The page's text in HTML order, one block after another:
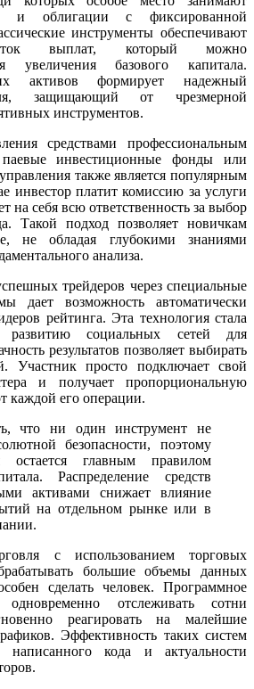
и облигации с фиксированной
инструменты обеспечивают
выплат, который можно
увеличения базового капитала.
активов формирует надежный
защищающий от чрезмерной
инструментов.
средствами профессиональным
инвестиционные фонды или
также является популярным
инвестор платит комиссию за услуги
на себя всю ответственность за выбор
Такой подход позволяет новичкам
не обладая глубокими знаниями
анализа.
трейдеров через специальные
дает возможность автоматически
рейтинга. Эта технология стала
развитию социальных сетей для
результатов позволяет выбирать
Участник просто подключает свой
и получает пропорциональную
каждой его операции.
что ни один инструмент не
безопасности, поэтому
остается главным правилом
Распределение средств
активами снижает влияние
на отдельном рынке или в
с использованием торговых
большие объемы данных
сделать человек. Программное
отслеживать сотни
реагировать на малейшие
Эффективность таких систем
написанного кода и актуальности